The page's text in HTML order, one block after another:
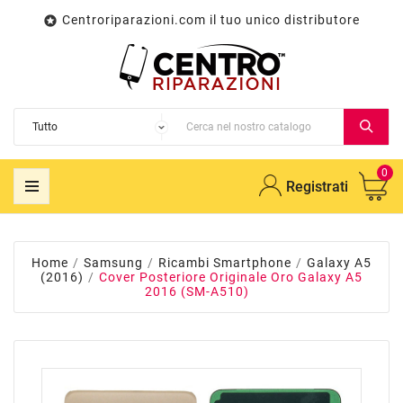
 Centroriparazioni.com il tuo unico distributore
Registrati
0
Home Samsung Ricambi Smartphone
Galaxy A5
(2016)
Cover Posteriore Originale Oro Galaxy A5
2016 (SM-A510)